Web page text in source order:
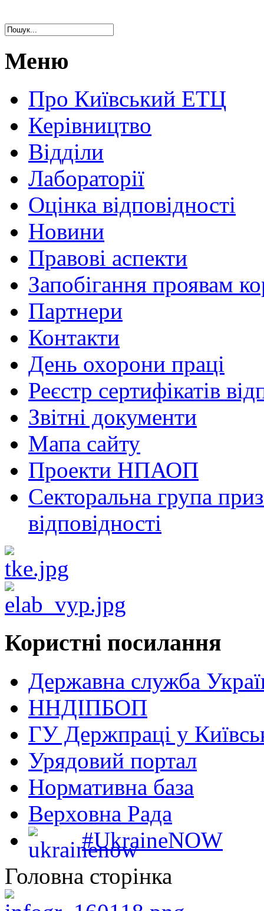
Меню
Про Київський ЕТЦ
Керівництво
Відділи
Лабораторії
Оцінка відповідності
Новини
Правові аспекти
Запобігання проявам
Партнери
Контакти
День охорони праці
Реєстр сертифікатів
Звітні документи
Мапа сайту
Проекти НПАОП
Секторальна група
відповідності
Користні посилання
Державна служба
ННДІПБОП
ГУ Держпраці у
Урядовий портал
Нормативна база
Верховна Рада
#UkraineNOW
Головна сторінка